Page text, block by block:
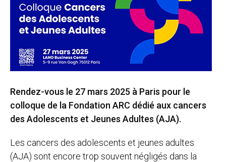
Rendez-vous le 27 mars 2025 à Paris pour le
colloque de la Fondation ARC dédié aux cancers
des Adolescents et Jeunes Adultes (AJA).
Les cancers des adolescents et jeunes adultes
(AJA) sont encore trop souvent négligés dans la